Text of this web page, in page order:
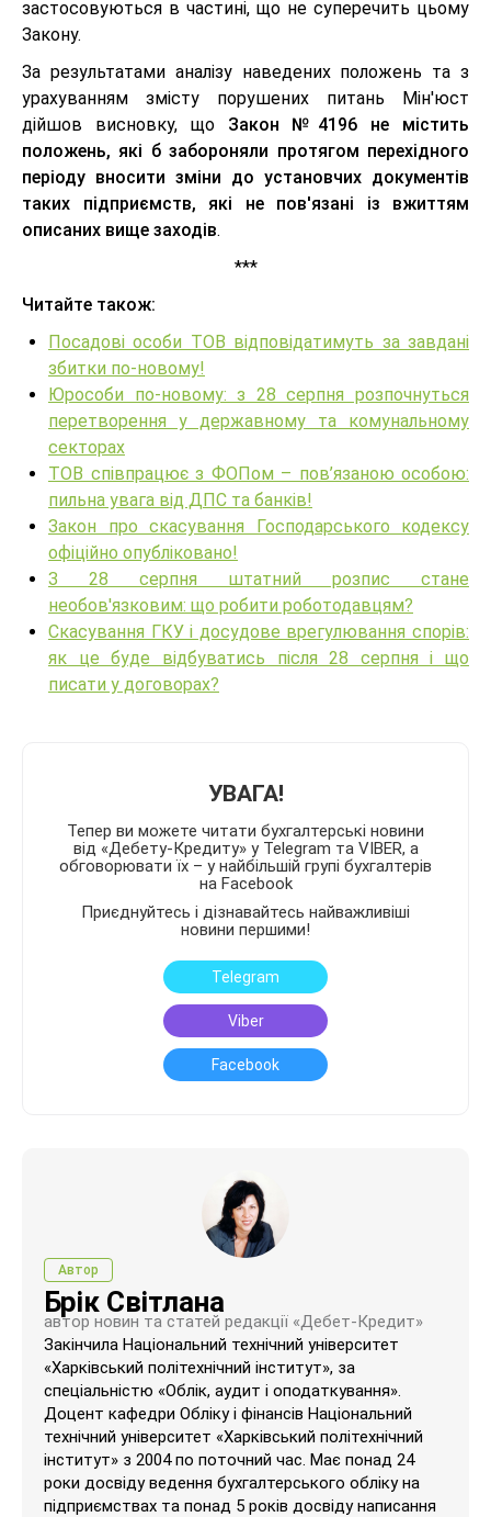
застосовуються в частині, що не суперечить цьому
Закону.
За результатами аналізу наведених положень та з
урахуванням змісту порушених питань Мін'юст
дійшов висновку, що Закон №4196 не містить
положень, які б забороняли протягом перехідного
періоду вносити зміни до установчих документів
таких підприємств, які не пов'язані із вжиттям
описаних вище заходів.
***
Читайте також:
Посадові особи ТОВ відповідатимуть за завдані
збитки по-новому!
Юрособи по-новому: з 28 серпня розпочнуться
перетворення у державному та комунальному
секторах
ТОВ співпрацює з ФОПом – пов’язаною особою:
пильна увага від ДПС та банків!
Закон про скасування Господарського кодексу
офіційно опубліковано!
З 28 серпня штатний розпис стане
необов'язковим: що робити роботодавцям?
Скасування ГКУ і досудове врегулювання спорів:
як це буде відбуватись після 28 серпня і що
писати у договорах?
УВАГА!
Тепер ви можете читати бухгалтерські новини
від «Дебету-Кредиту» у Telegram та VIBER, а
обговорювати їх – у найбільшій групі бухгалтерів
на Facebook
Приєднуйтесь і дізнавайтесь найважливіші
новини першими!
Telegram
Viber
Facebook
Автор
Брік Світлана
автор новин та статей редакції «Дебет-Кредит»
Закінчила Національний технічний університет
«Харківський політехнічний інститут», за
спеціальністю «Облік, аудит і оподаткування».
Доцент кафедри Обліку і фінансів Національний
технічний університет «Харківський політехнічний
інститут» з 2004 по поточний час. Має понад 24
роки досвіду ведення бухгалтерського обліку на
підприємствах та понад 5 років досвіду написання